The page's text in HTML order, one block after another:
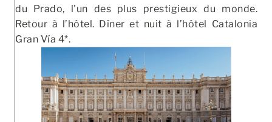
du Prado, l'un des plus prestigieux du monde.
Retour à l’hôtel. Dîner et nuit à l’hôtel Catalonia
Gran Vía 4*.